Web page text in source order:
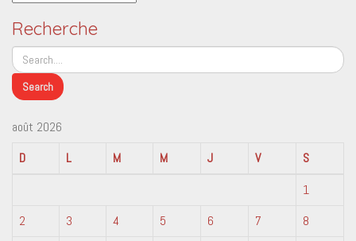
Recherche
août 2026
D
L M M J V
S
1
2
3 4 5 6 7
8